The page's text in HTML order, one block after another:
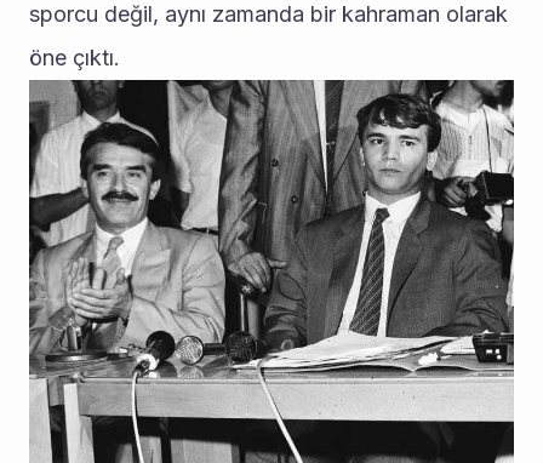
sporcu değil, aynı zamanda bir kahraman olarak
öne çıktı.